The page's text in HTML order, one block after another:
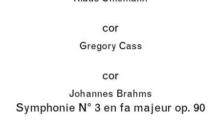
cor
Gregory Cass
cor
Johannes Brahms
Symphonie N° 3 en fa majeur op. 90